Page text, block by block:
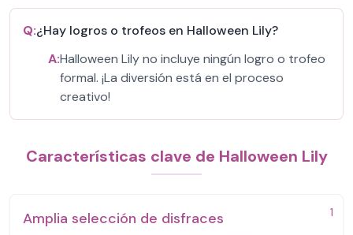
Q:¿Hay logros o trofeos en Halloween Lily?
A:Halloween Lily no incluye ningún logro o trofeo
formal. ¡La diversión está en el proceso
creativo!
Características clave de Halloween Lily
1
Amplia selección de disfraces